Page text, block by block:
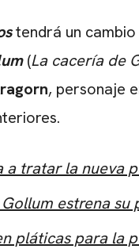
tendrá un cambio
(La cacería de
, personaje
a tratar la nueva
estrena
pláticas para la